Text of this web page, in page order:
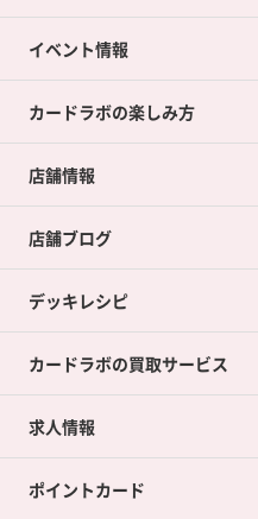
イベント情報
カードラボの楽しみ方
店舗情報
店舗ブログ
デッキレシピ
カードラボの買取サービス
カードラボの買取サービスTOP
店舗買取について
求人情報
ポイントカード